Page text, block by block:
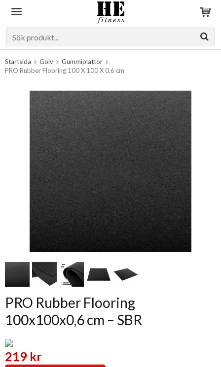
Startsida Golv
Gummiplattor
PRO Rubber Flooring 100 X 100 X 0.6 cm
PRO Rubber Flooring
100x100x0,6 cm – SBR
219 kr